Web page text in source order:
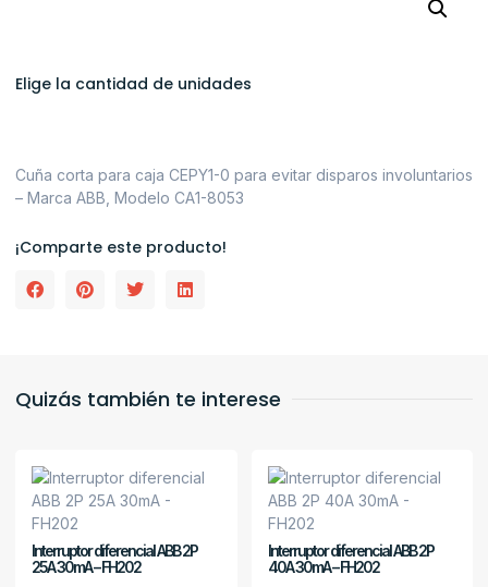
Elige la cantidad de unidades
Cuña corta para caja CEPY1-0 para evitar disparos involuntarios
– Marca ABB, Modelo CA1-8053
¡Comparte este producto!
Quizás también te interese
Interruptor diferencial ABB 2P
25A 30mA – FH202
Interruptor diferencial ABB 2P
40A 30mA – FH202